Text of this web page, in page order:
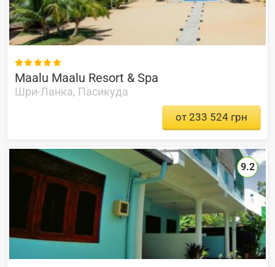

Maalu Maalu Resort & Spa
Шри-Ланка, Пасикуда
от 233 524 грн
9.2